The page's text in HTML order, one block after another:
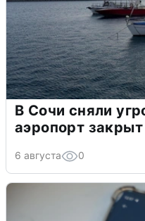
В Сочи сняли
аэропорт закрыт
6 августа 0